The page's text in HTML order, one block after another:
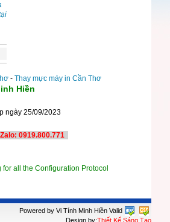
- Thay mực máy in Cần Thơ
Hiền
ngày 25/09/2023
Zalo: 0919.800.771
all the Configuration Protocol
Powered by Vi Tính Minh Hiền Valid
Design by:Thiết Kế Sáng Tạo